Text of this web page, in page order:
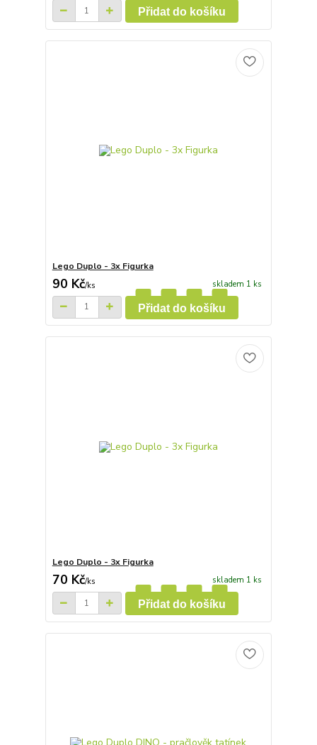
Přidat do košíku
Lego Duplo - 3x Figurka
90 Kč/ks skladem 1 ks
Přidat do košíku
Lego Duplo - 3x Figurka
70 Kč/ks skladem 1 ks
Přidat do košíku